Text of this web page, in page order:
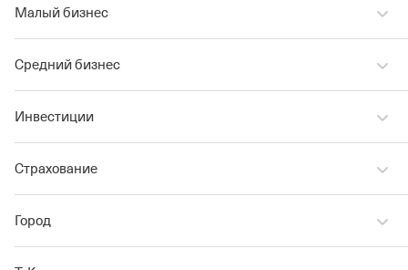
Малый бизнес
Средний бизнес
Инвестиции
Страхование
Город